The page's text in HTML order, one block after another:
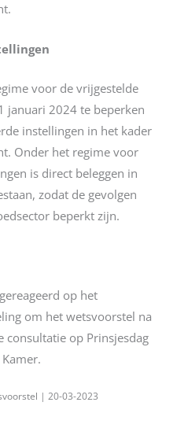
voor de vrijgestelde
januari 2024 te beperken
instellingen in het kader
Onder het regime voor
is direct beleggen in
zodat de gevolgen
beperkt zijn.
op het
om het wetsvoorstel na
consultatie op Prinsjesdag
| 20-03-2023